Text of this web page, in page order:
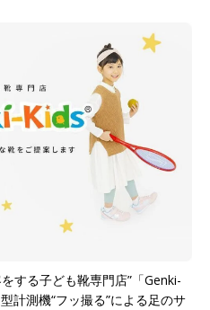
する子ども靴専門店”「Genki-
計測機“フッ撮る”による足のサ